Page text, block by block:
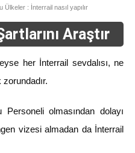
: İnterrail nasıl yapılır
Araştır
her İnterrail sevdalısı, ne
olmasından dolayı
vizesi almadan da İnterrail